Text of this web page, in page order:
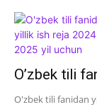
O’zbek tili
O'zbek tili fanidan